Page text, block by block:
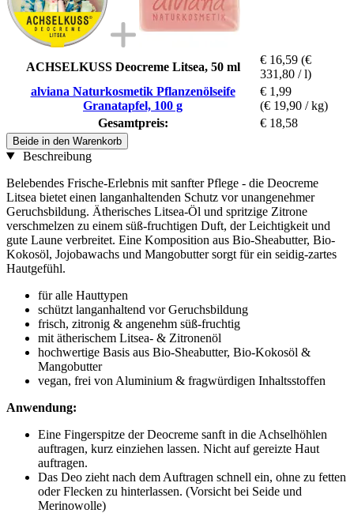
ACHSELKUSS Deocreme Litsea, 50 ml
€ 16,59 (€
331,80 / l)
alviana Naturkosmetik Pflanzenölseife
Granatapfel, 100 g
€ 1,99
(€ 19,90 / kg)
Gesamtpreis:
€ 18,58
Beide in den Warenkorb
Beschreibung
Belebendes Frische-Erlebnis mit sanfter Pflege - die Deocreme
Litsea bietet einen langanhaltenden Schutz vor unangenehmer
Geruchsbildung. Ätherisches Litsea-Öl und spritzige Zitrone
verschmelzen zu einem süß-fruchtigen Duft, der Leichtigkeit und
gute Laune verbreitet. Eine Komposition aus Bio-Sheabutter, Bio-
Kokosöl, Jojobawachs und Mangobutter sorgt für ein seidig-zartes
Hautgefühl.
für alle Hauttypen
schützt langanhaltend vor Geruchsbildung
frisch, zitronig & angenehm süß-fruchtig
mit ätherischem Litsea- & Zitronenöl
hochwertige Basis aus Bio-Sheabutter, Bio-Kokosöl &
Mangobutter
vegan, frei von Aluminium & fragwürdigen Inhaltsstoffen
Anwendung:
Eine Fingerspitze der Deocreme sanft in die Achselhöhlen
auftragen, kurz einziehen lassen. Nicht auf gereizte Haut
auftragen.
Das Deo zieht nach dem Auftragen schnell ein, ohne zu fetten
oder Flecken zu hinterlassen. (Vorsicht bei Seide und
Merinowolle)